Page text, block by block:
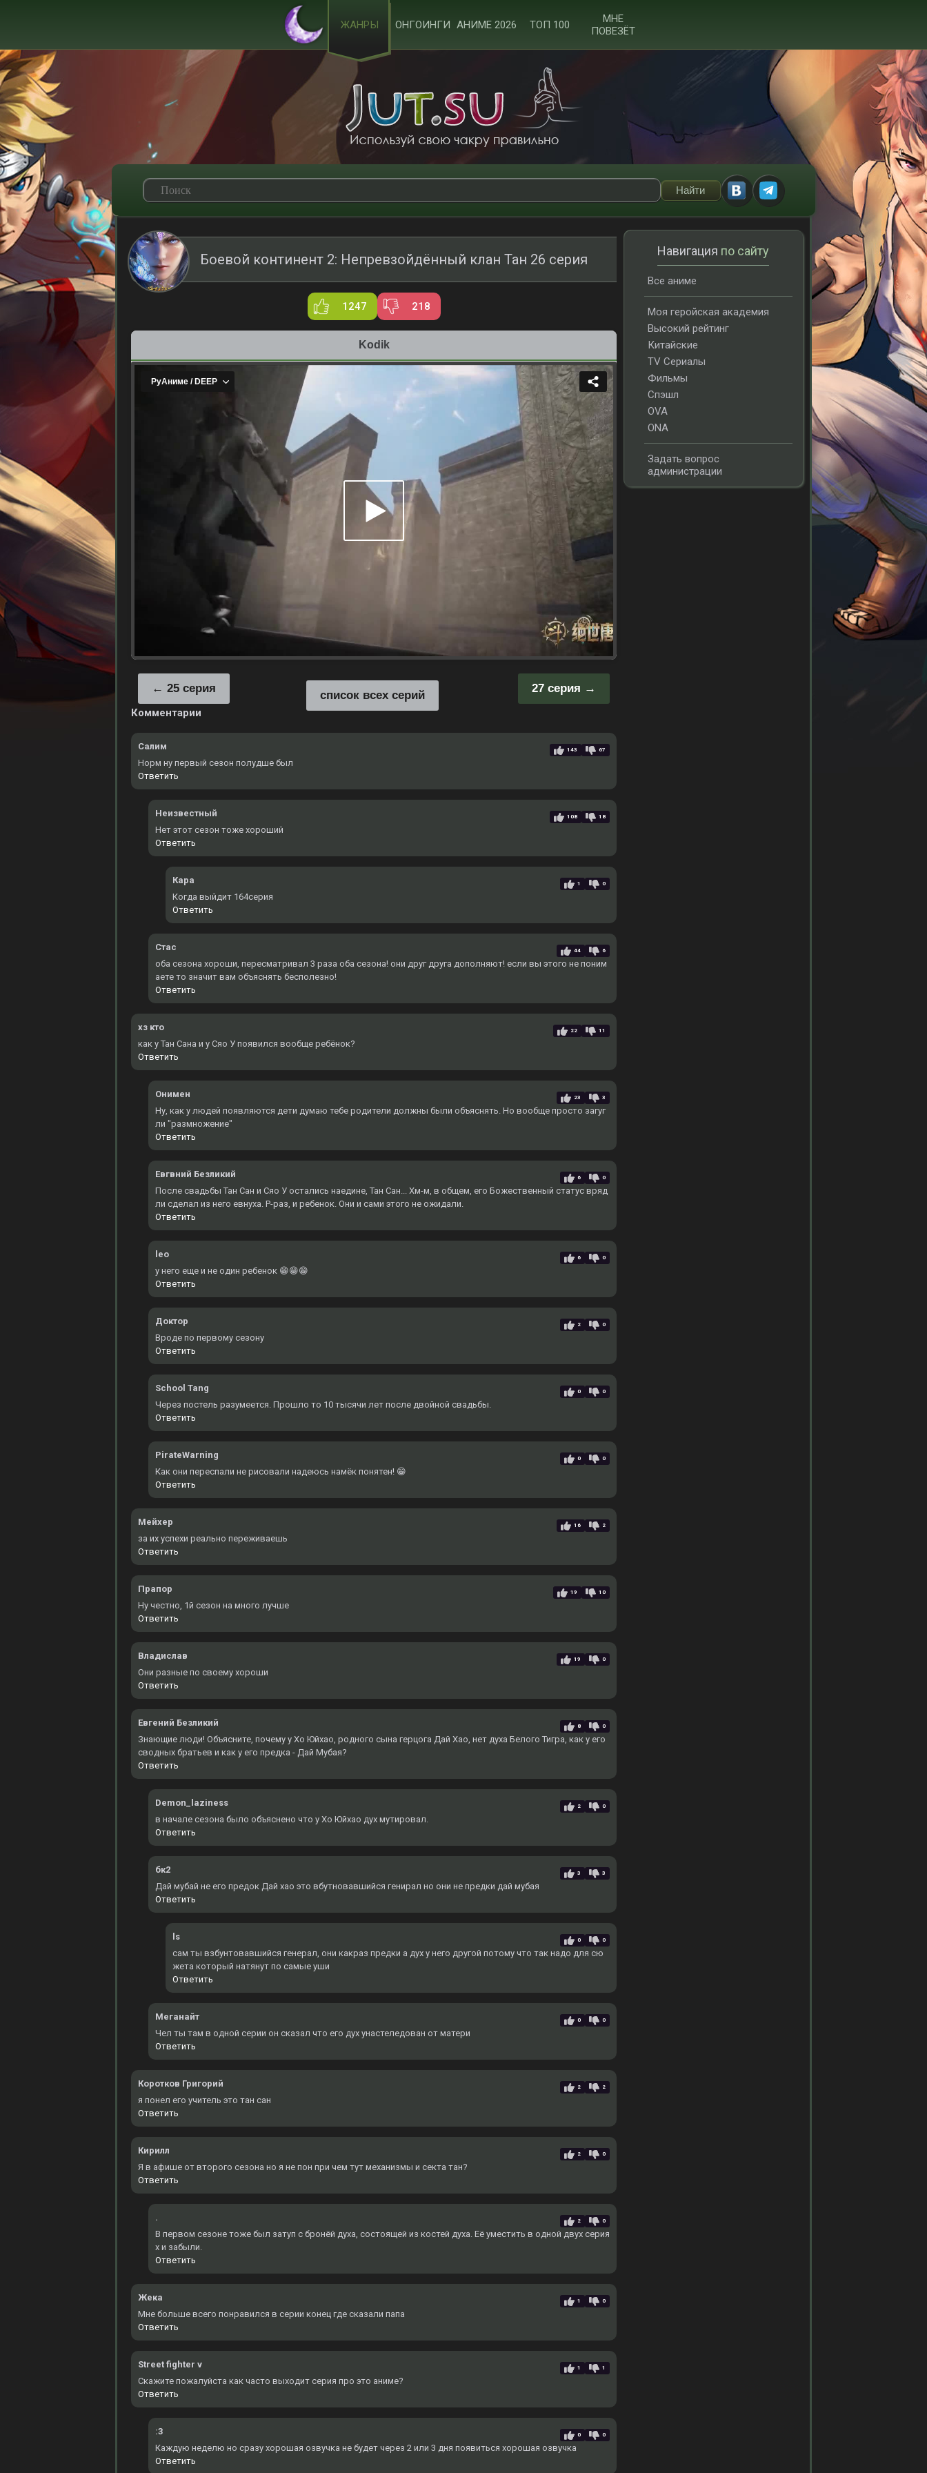
ЖАНРЫ ОНГОИНГИ АНИМЕ 2026 ТОП 100
МНЕ
ПОВЕЗЁТ
Боевой континент 2: Непревзойдённый клан Тан 26 серия
1247 218
Kodik
27 серия
25 серия
список всех серий
Комментарии
Салим 143 67
Норм ну первый сезон полудше был
Ответить
Неизвестный 108 18
Нет этот сезон тоже хороший
Ответить
Кара 1 0
Когда выйдит 164серия
Ответить
Стас 44 6
оба сезона хороши, пересматривал 3 раза оба сезона! они друг друга дополняют! если вы этого не поним
аете то значит вам объяснять бесполезно!
Ответить
хз кто 22 11
как у Тан Сана и у Сяо У появился вообще ребёнок?
Ответить
Онимен 23 3
Ну, как у людей появляются дети думаю тебе родители должны были объяснять. Но вообще просто загуг
ли "размножение"
Ответить
Евгвний Безликий 6 0
После свадьбы Тан Сан и Сяо У остались наедине, Тан Сан... Хм-м, в общем, его Божественный статус вряд
ли сделал из него евнуха. Р-раз, и ребенок. Они и сами этого не ожидали.
Ответить
leo 6 0
у него еще и не один ребенок 😁😁😁
Ответить
Доктор 2 0
Вроде по первому сезону
Ответить
School Tang 0 0
Через постель разумеется. Прошло то 10 тысячи лет после двойной свадьбы.
Ответить
PirateWarning 0 0
Как они переспали не рисовали надеюсь намёк понятен! 😁
Ответить
Мейхер 16 2
за их успехи реально переживаешь
Ответить
Прапор 19 10
Ну честно, 1й сезон на много лучше
Ответить
Владислав 19 0
Они разные по своему хороши
Ответить
Евгений Безликий 8 0
Знающие люди! Объясните, почему у Хо Юйхао, родного сына герцога Дай Хао, нет духа Белого Тигра, как у его
сводных братьев и как у его предка - Дай Мубая?
Ответить
Demon_laziness 2 0
в начале сезона было объяснено что у Хо Юйхао дух мутировал.
Ответить
бк2 3 3
Дай мубай не его предок Дай хао это вбутновавшийся генирал но они не предки дай мубая
Ответить
ls 0 0
сам ты взбунтовавшийся генерал, они какраз предки а дух у него другой потому что так надо для сю
жета который натянут по самые уши
Ответить
Меганайт 0 0
Чел ты там в одной серии он сказал что его дух унастеледован от матери
Ответить
Коротков Григорий 2 2
я понел его учитель это тан сан
Ответить
Кирилл 2 0
Я в афише от второго сезона но я не пон при чем тут механизмы и секта тан?
Ответить
. 2 0
В первом сезоне тоже был затуп с бронёй духа, состоящей из костей духа. Еë уместить в одной двух серия
х и забыли.
Ответить
Жека 1 0
Мне больше всего понравился в серии конец где сказали папа
Ответить
Street fighter v 1 1
Скажите пожалуйста как часто выходит серия про это аниме?
Ответить
:3 0 0
Каждую неделю но сразу хорошая озвучка не будет через 2 или 3 дня появиться хорошая озвучка
Ответить
Навигация по сайту
Все аниме
Моя геройская академия
Высокий рейтинг
Китайские
TV Сериалы
Фильмы
Спэшл
OVA
ONA
Задать вопрос
администрации